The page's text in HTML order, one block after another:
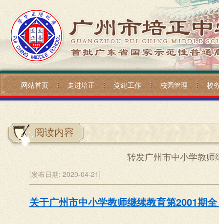
网站首页 走进培正 党建工作 校园管理 校
阅读内容
转发广州市中小学教师
[发布日期: 2020-04-21]
关于广州市中小学教师继续教育第2001期